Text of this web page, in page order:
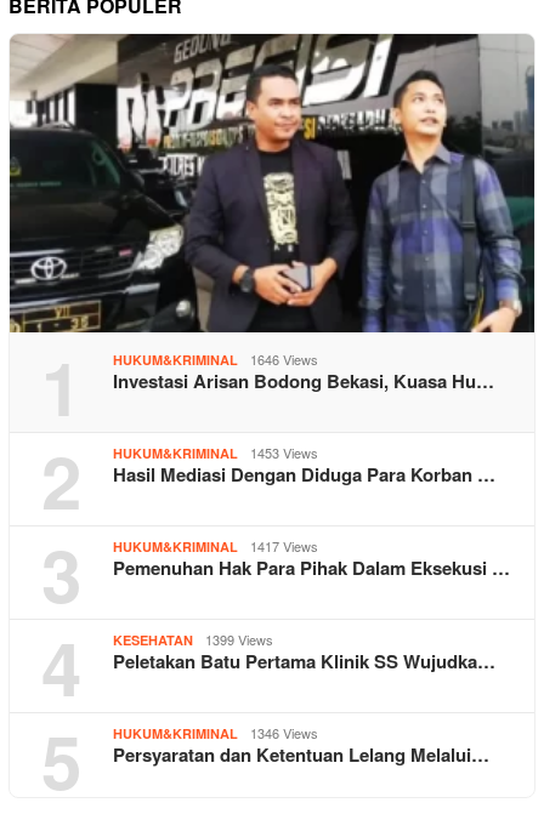
BERITA POPULER
1 HUKUM&KRIMINAL 1646 Views
Investasi Arisan Bodong Bekasi, Kuasa Hu…
2 HUKUM&KRIMINAL 1453 Views
Hasil Mediasi Dengan Diduga Para Korban …
3 HUKUM&KRIMINAL 1417 Views
Pemenuhan Hak Para Pihak Dalam Eksekusi …
4 KESEHATAN 1399 Views
Peletakan Batu Pertama Klinik SS Wujudka…
5 HUKUM&KRIMINAL 1346 Views
Persyaratan dan Ketentuan Lelang Melalui…